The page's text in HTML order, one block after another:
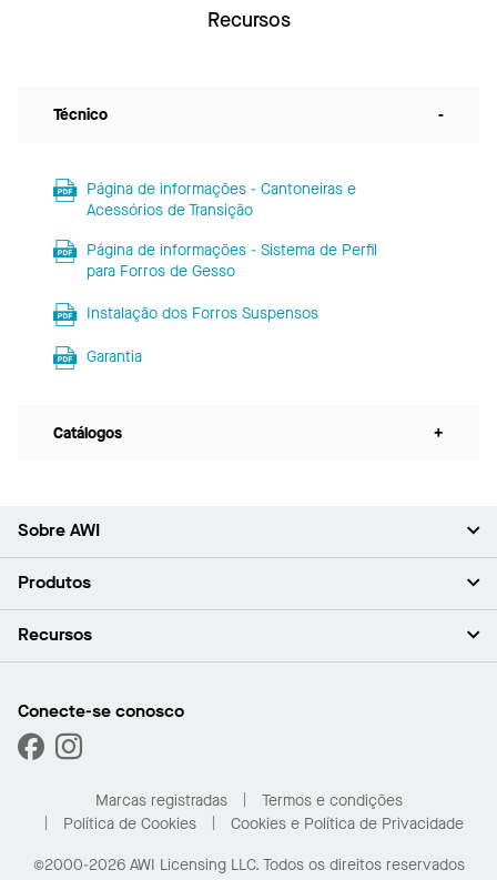
Recursos
Técnico -
Página de informações - Cantoneiras e
Acessórios de Transição
Página de informações - Sistema de Perfil
para Forros de Gesso
Instalação dos Forros Suspensos
Garantia
Catálogos +
Sobre AWI
Sobre nós (em inglês)
Sala de imprensa (em inglês)
Produtos
Forros
Capacidades personalizadas
Desempenho
Recursos
Encontre um distribuidor
Galeria de projetos
Conecte-se conosco
Marcas registradas
Termos e condições
Política de Cookies
Cookies e Política de Privacidade
©2000-2026 AWI Licensing LLC. Todos os direitos reservados